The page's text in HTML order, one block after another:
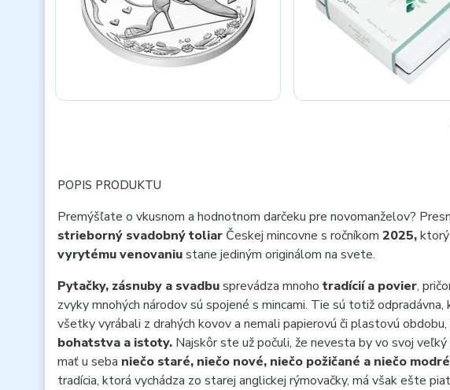
POPIS PRODUKTU
Premýšľate o vkusnom a hodnotnom darčeku pre novomanželov?
strieborný svadobný toliar Českej mincovne s ročníkom 2025,
vyrytému venovaniustane jediným originálom na svete.
Pytačky, zásnuby a svadbusprevádza mnoho tradícií a povier,
zvyky mnohých národov sú spojené s mincami. Tie sú totiž
všetky vyrábali z drahých kovov a nemali papierovú či plastovú obdobu,
bohatstva a istoty. Najskôr ste už počuli, že nevesta by vo svoj
mať u seba niečo staré, niečo nové, niečo požičané a niečo
tradícia, ktorá vychádza zo starej anglickej rýmovačky, má však ešte